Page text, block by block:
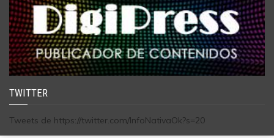
TWITTER
Tweets de https://twitter.com/InfoNativaOk?s=20